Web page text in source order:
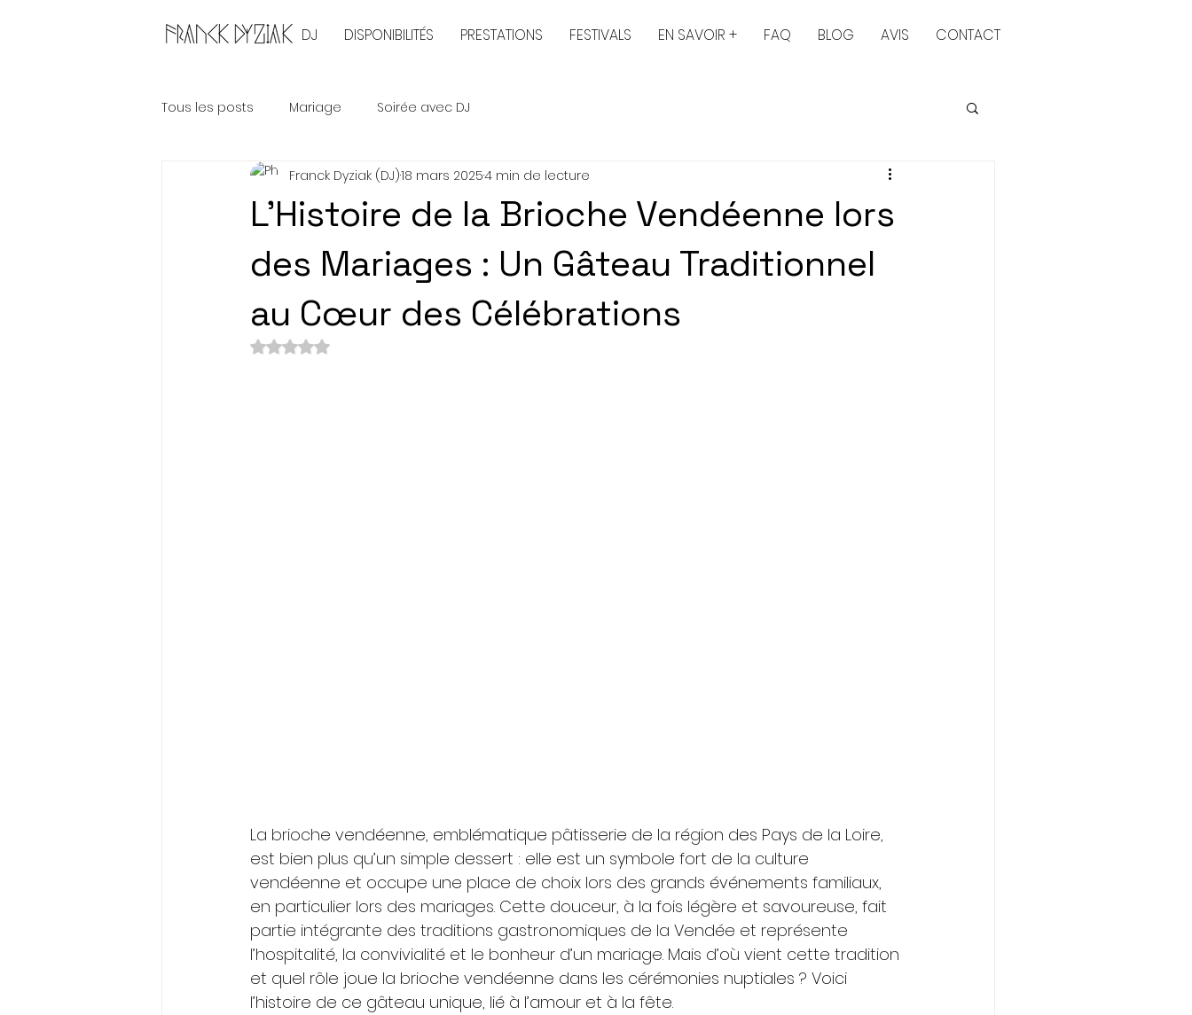
DJ DISPONIBILITÉS PRESTATIONS FESTIVALS EN SAVOIR + FAQ BLOG AVIS CONTACT
Tous les posts Mariage Soirée avec DJ
L'Histoire de la Brioche Vendéenne lors
des Mariages : Un Gâteau Traditionnel
au Cœur des Célébrations
Franck Dyziak (DJ)18 mars 20254 min de lecture
Noté NaN étoiles sur 5.
La brioche vendéenne, emblématique pâtisserie de la région des Pays de la Loire,
est bien plus qu’un simple dessert : elle est un symbole fort de la culture
vendéenne et occupe une place de choix lors des grands événements familiaux,
en particulier lors des mariages. Cette douceur, à la fois légère et savoureuse, fait
partie intégrante des traditions gastronomiques de la Vendée et représente
l’hospitalité, la convivialité et le bonheur d’un mariage. Mais d’où vient cette tradition
et quel rôle joue la brioche vendéenne dans les cérémonies nuptiales ? Voici
l’histoire de ce gâteau unique, lié à l’amour et à la fête.